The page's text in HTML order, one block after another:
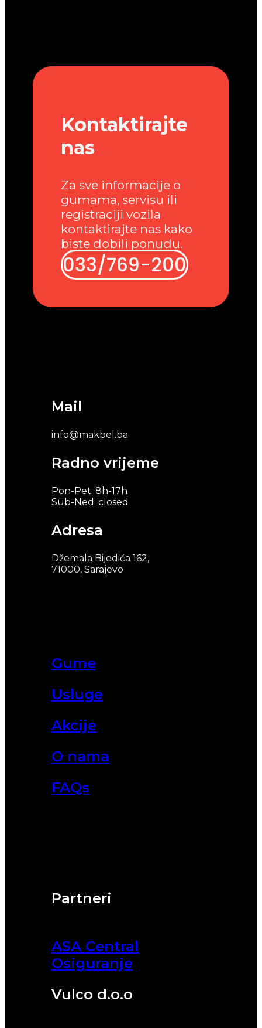
Partneri
ASA Central
Osiguranje
Vulco d.o.o
Gume
Usluge
Akcije
O nama
FAQs
Mail
info@makbel.ba
Radno vrijeme
Pon-Pet: 8h-17h
Sub-Ned: closed
Adresa
Džemala Bijedića 162,
71000, Sarajevo
Kontaktirajte
nas
Za sve informacije o
gumama, servisu ili
registraciji vozila
kontaktirajte nas kako
biste dobili ponudu.
033/769-200